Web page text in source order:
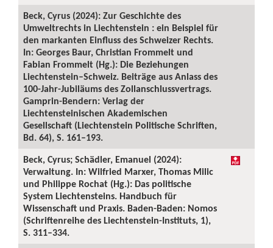
Beck, Cyrus (2024): Zur Geschichte des
Umweltrechts in Liechtenstein : ein Beispiel für
den markanten Einfluss des Schweizer Rechts.
In: Georges Baur, Christian Frommelt und
Fabian Frommelt (Hg.): Die Beziehungen
Liechtenstein–Schweiz. Beiträge aus Anlass des
100-Jahr-Jubiläums des Zollanschlussvertrags.
Gamprin-Bendern: Verlag der
Liechtensteinischen Akademischen
Gesellschaft (Liechtenstein Politische Schriften,
Bd. 64), S. 161–193.
Beck, Cyrus; Schädler, Emanuel (2024):
Verwaltung. In: Wilfried Marxer, Thomas Milic
und Philippe Rochat (Hg.): Das politische
System Liechtensteins. Handbuch für
Wissenschaft und Praxis. Baden-Baden: Nomos
(Schriftenreihe des Liechtenstein-Instituts, 1),
S. 311–334.